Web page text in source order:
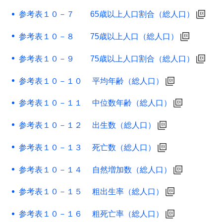
参考表１０－７ 65歳以上人口割合（総人口）
参考表１０－８ 75歳以上人口（総人口）
参考表１０－９ 75歳以上人口割合（総人口）
参考表１０－１０ 平均年齢（総人口）
参考表１０－１１ 中位数年齢（総人口）
参考表１０－１２ 出生数（総人口）
参考表１０－１３ 死亡数（総人口）
参考表１０－１４ 自然増加数（総人口）
参考表１０－１５ 粗出生率（総人口）
参考表１０－１６ 粗死亡率（総人口）